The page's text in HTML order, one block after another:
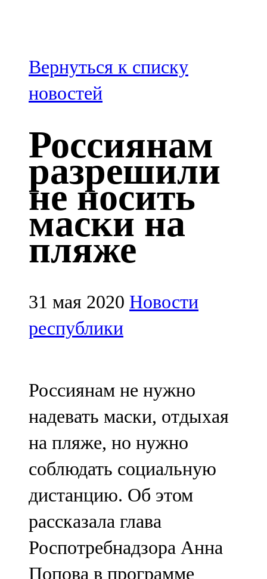
100,3 FM
Зәй
106,6 FM
Кадыбаш
105,2 FM
Казан
91,5 FM
Кайбыч
106,1 FM
Кама тамагы
71,51 FM
Кукмара
Лениногорский
102,1 FM
Мамадыш
106,2 FM
Минзәлә
107,3 FM
Мөслим
Вернуться к списку
новостей
Россиянам
разрешили
не носить
маски на
пляже
31 мая 2020 Новости
республики
Россиянам не нужно
надевать маски, отдыхая
на пляже, но нужно
соблюдать социальную
дистанцию. Об этом
рассказала глава
Роспотребнадзора Анна
Попова в программе